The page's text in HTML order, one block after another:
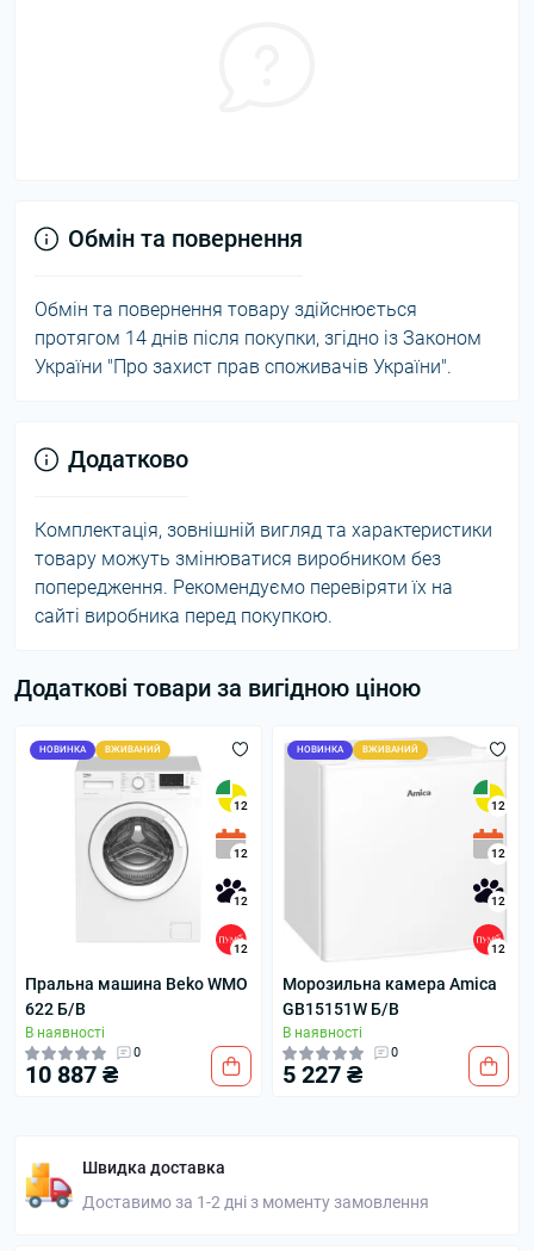
Обмін та повернення
Обмін та повернення товару здійснюється
протягом 14 днів після покупки, згідно із Законом
України "Про захист прав споживачів України".
Додатково
Комплектація, зовнішній вигляд та характеристики
товару можуть змінюватися виробником без
попередження. Рекомендуємо перевіряти їх на
сайті виробника перед покупкою.
Додаткові товари за вигідною ціною
НОВИНКА ВЖИВАНИЙ
12
12
12
12
Пральна машина Beko WMO
622 Б/В
В наявності
0
10 887 ₴
НОВИНКА ВЖИВАНИЙ
12
12
12
12
Морозильна камера Amica
GB15151W Б/В
В наявності
0
5 227 ₴
Швидка доставка
Доставимо за 1-2 дні з моменту замовлення